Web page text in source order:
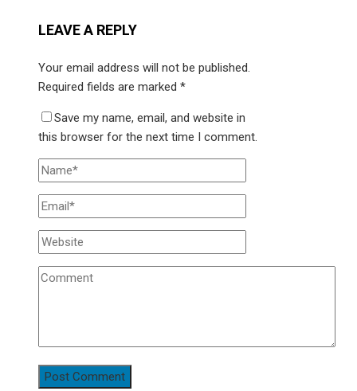
LEAVE A REPLY
Your email address will not be published.
Required fields are marked *
Save my name, email, and website in
this browser for the next time I comment.